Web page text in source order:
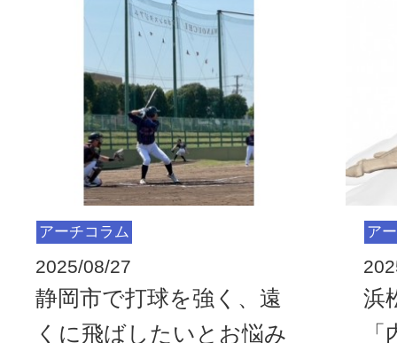
アーチコラム
2025/08/27
静岡市で打球を強く、遠
くに飛ばしたいとお悩み
ア
浜